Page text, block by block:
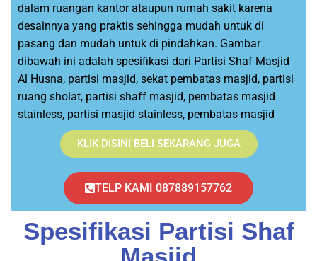
dalam ruangan kantor ataupun rumah sakit karena
desainnya yang praktis sehingga mudah untuk di
pasang dan mudah untuk di pindahkan. Gambar
dibawah ini adalah spesifikasi dari Partisi Shaf Masjid
Al Husna, partisi masjid, sekat pembatas masjid, partisi
ruang sholat, partisi shaff masjid, pembatas masjid
stainless, partisi masjid stainless, pembatas masjid
KLIK DISINI BELI SEKARANG JUGA
TELP KAMI 087889157762
Spesifikasi Partisi Shaf